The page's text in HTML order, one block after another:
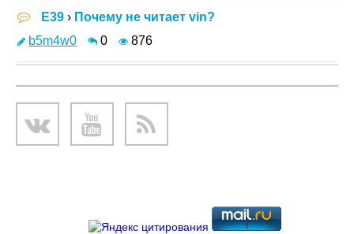
E39 › Почему не читает vin?
b5m4w0
0 876